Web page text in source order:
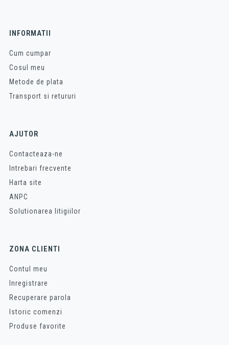
INFORMATII
Cum cumpar
Cosul meu
Metode de plata
Transport si retururi
AJUTOR
Contacteaza-ne
Intrebari frecvente
Harta site
ANPC
Solutionarea litigiilor
ZONA CLIENTI
Contul meu
Inregistrare
Recuperare parola
Istoric comenzi
Produse favorite